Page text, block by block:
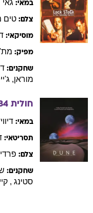
במאי: גאי
צלם: טים
מוסיקאי:
מפיק:
שחקנים:
מוראן,
חולית
במאי:
תסריטאי:
צלם: פרדי
שחקנים:
סטינג ,